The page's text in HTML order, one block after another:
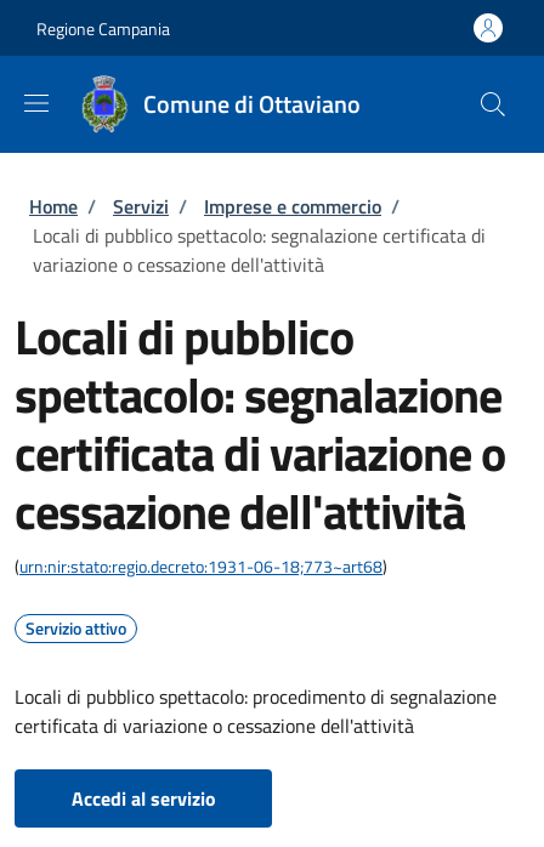
Regione Campania
Comune di Ottaviano
Briciole di pane
Home / Servizi / Imprese e commercio /
Locali di pubblico spettacolo: segnalazione certificata di
variazione o cessazione dell'attività
Locali di pubblico
spettacolo: segnalazione
certificata di variazione o
cessazione dell'attività
(urn:nir:stato:regio.decreto:1931-06-18;773~art68)
Servizio attivo
Locali di pubblico spettacolo: procedimento di segnalazione
certificata di variazione o cessazione dell'attività
Accedi al servizio